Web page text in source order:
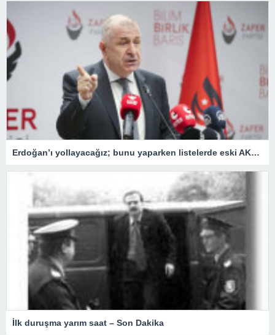
Erdoğan’ı yollayacağız; bunu yaparken listelerde eski AKP’liler, FETÖ’cüler ve PKK sempatizanlarına yer vermeyeceğiz
İlk duruşma yarım saat – Son Dakika